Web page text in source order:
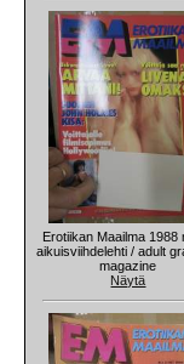
Erotiikan Maailma 1988
aikuisviihdelehti / adult
magazine
Näytä